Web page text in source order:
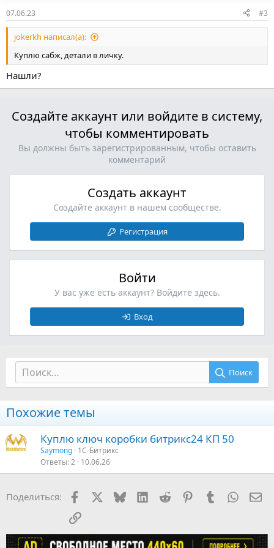
07.06.23 #3
jokerkh написал(а):
Куплю сабж, детали в личку.
Нашли?
Создайте аккаунт или войдите в систему,
чтобы комментировать
Вы должны быть зарегистрированным, чтобы оставить
комментарий
Создать аккаунт
Создайте аккаунт в нашем сообществе.
Регистрация
Войти
У вас уже есть аккаунт? Войдите здесь.
Вход
Поиск
Похожие темы
Куплю ключ коробки битрикс24 КП 50
Saymong 1С-Битрикс
Ответы 2 10.06.26
Поделиться: FacebookX (Twitter)
BlueskyLinkedIn
Reddit PinterestTumblr
Ссылка